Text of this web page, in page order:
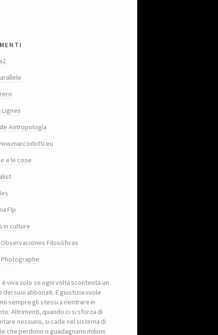
Lignes
Antropología
e le cose
Flp
in culture
Filosóficas
è viva solo se ogni volta scontenta un
dei suoi abbonati. E giustizia vuole
sempre gli stessi a rientrare in
Altrimenti, quando ci si sforza di
nessuno, si cade nel sistema di
che perdono o guadagnano milioni